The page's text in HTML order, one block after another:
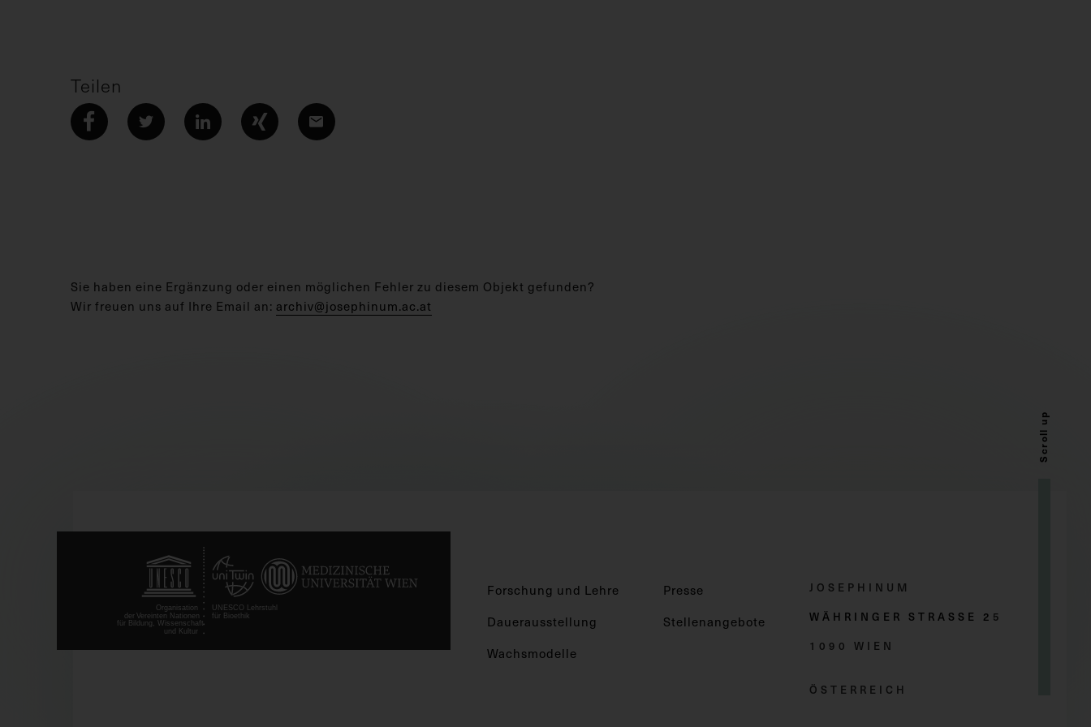
Teilen
Sie haben eine Ergänzung oder einen möglichen Fehler zu diesem Objekt gefunden?
Wir freuen uns auf Ihre Email an: archiv@josephinum.ac.at
Scroll up
Forschung und Lehre
Dauerausstellung
Wachsmodelle
Presse
Stellenangebote
JOSEPHINUM
WÄHRINGER STRASSE 2 5
1090 WIEN
ÖSTERREICH